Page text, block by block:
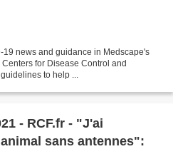
19 news and guidance in Medscape's
for Disease Control and
to help ...
- RCF.fr - "J'ai
sans antennes":